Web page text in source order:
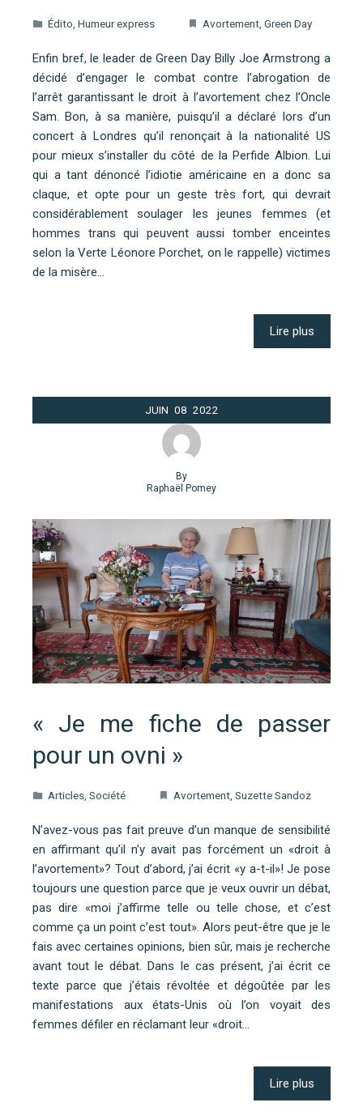
Édito Humeur express Avortement Green Day
Enfin bref, le leader de Green Day Billy Joe Armstrong a
décidé d’engager le combat contre l’abrogation de
l’arrêt garantissant le droit à l’avortement chez l’Oncle
Sam. Bon, à sa manière, puisqu’il a déclaré lors d’un
concert à Londres qu’il renonçait à la nationalité US
pour mieux s’installer du côté de la Perfide Albion. Lui
qui a tant dénoncé l’idiotie américaine en a donc sa
claque, et opte pour un geste très fort, qui devrait
considérablement soulager les jeunes femmes (et
hommes trans qui peuvent aussi tomber enceintes
selon la Verte Léonore Porchet, on le rappelle) victimes
de la misère…
Lire plus
JUIN 08 2022
By
Raphaël Pomey
« Je me fiche de passer
pour un ovni »
Articles Société Avortement Suzette Sandoz
N’avez-vous pas fait preuve d’un manque de sensibilité
en affirmant qu’il n’y avait pas forcément un «droit à
l’avortement»? Tout d’abord, j’ai écrit «y a-t-il»! Je pose
toujours une question parce que je veux ouvrir un débat,
pas dire «moi j’affirme telle ou telle chose, et c’est
comme ça un point c’est tout». Alors peut-être que je le
fais avec certaines opinions, bien sûr, mais je recherche
avant tout le débat. Dans le cas présent, j’ai écrit ce
texte parce que j’étais révoltée et dégoûtée par les
manifestations aux états-Unis où l’on voyait des
femmes défiler en réclamant leur «droit…
Lire plus